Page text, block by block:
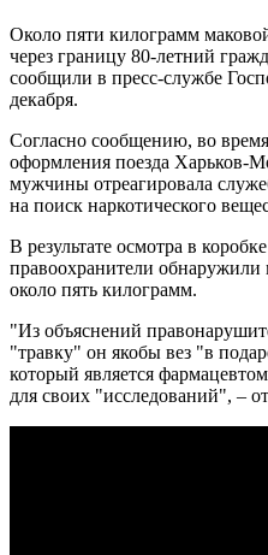
Около пяти килограмм
через границу 80-летний
сообщили в пресс-службе
декабря.
Согласно сообщению, во
оформления поезда Харьков-
мужчины отреагировала
на поиск наркотического
В результате осмотра в
правоохранители
около пять килограмм.
"Из объяснений
"травку" он якобы вез "в
который является
для своих "исследований", –